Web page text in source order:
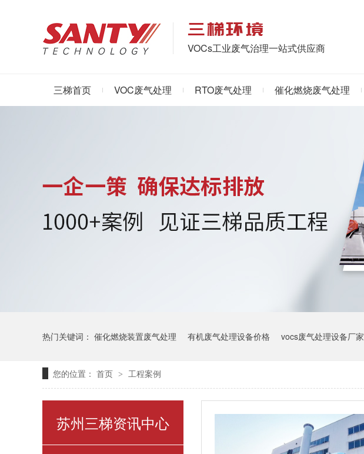
VOCs工业废气治理一站式供应商
三梯首页 VOC废气处理 RTO废气处理 催化燃烧废气处理
热门关键词： 催化燃烧装置废气处理 有机废气处理设备价格 vocs废气处理设备厂家
您的位置： 首页 > 工程案例
苏州三梯资讯中心